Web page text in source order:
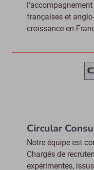
françaises et
croissance en
Circular
Notre équipe est
Chargés de
expérimentés,